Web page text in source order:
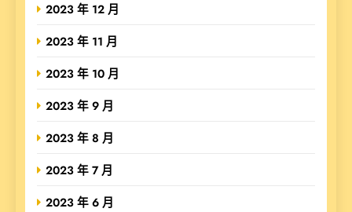
2023 年 12 月
2023 年 11 月
2023 年 10 月
2023 年 9 月
2023 年 8 月
2023 年 7 月
2023 年 6 月